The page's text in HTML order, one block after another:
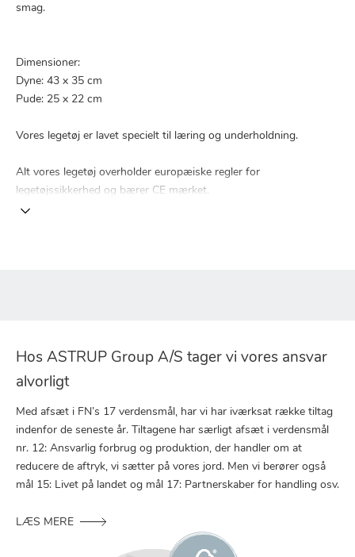
smag.
Dimensioner:
Dyne: 43 x 35 cm
Pude: 25 x 22 cm
Vores legetøj er lavet specielt til læring og underholdning.
Alt vores legetøj overholder europæiske regler for
legetøjssikkerhed og bærer CE mærket.
Hos ASTRUP Group A/S tager vi vores ansvar
alvorligt
Med afsæt i FN’s 17 verdensmål, har vi har iværksat række tiltag
indenfor de seneste år. Tiltagene har særligt afsæt i verdensmål
nr. 12: Ansvarlig forbrug og produktion, der handler om at
reducere de aftryk, vi sætter på vores jord. Men vi berører også
mål 15: Livet på landet og mål 17: Partnerskaber for handling osv.
LÆS MERE